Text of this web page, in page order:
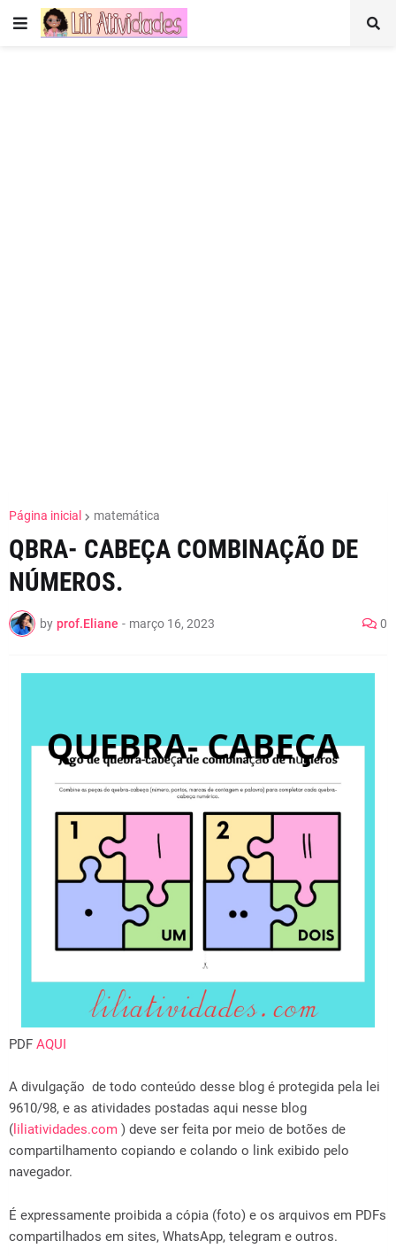
Página inicial matemática
QBRA- CABEÇA COMBINAÇÃO DE
NÚMEROS.
by prof.Eliane - março 16, 2023 0
PDF AQUI
A divulgação de todo conteúdo desse blog é protegida pela lei
9610/98, e as atividades postadas aqui nesse blog
( liliatividades.com ) deve ser feita por meio de botões de
compartilhamento copiando e colando o link exibido pelo
navegador.
É expressamente proibida a cópia (foto) e os arquivos em PDFs
compartilhados em sites, WhatsApp, telegram e outros.